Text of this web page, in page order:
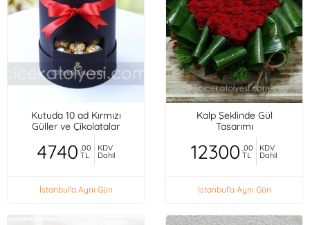
Kutuda 10 ad Kırmızı
Güller ve Çikolatalar
4740 ,00
TL
KDV
Dahil
İstanbul'a Aynı Gün
Kalp Şeklinde Gül
Tasarımı
12300 ,00
TL
KDV
Dahil
İstanbul'a Aynı Gün